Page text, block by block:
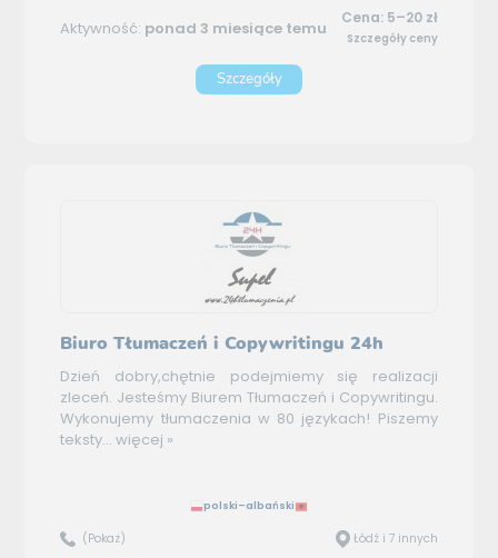
Aktywność: ponad 3 miesiące temu Cena: 5–20 zł
Szczegóły ceny
Szczegóły
Biuro Tłumaczeń i Copywritingu 24h
Dzień dobry,chętnie podejmiemy się realizacji
zleceń. Jesteśmy Biurem Tłumaczeń i Copywritingu.
Wykonujemy tłumaczenia w 80 językach! Piszemy
teksty... więcej »
polski–albański
(Pokaż) Łódź i 7 innych